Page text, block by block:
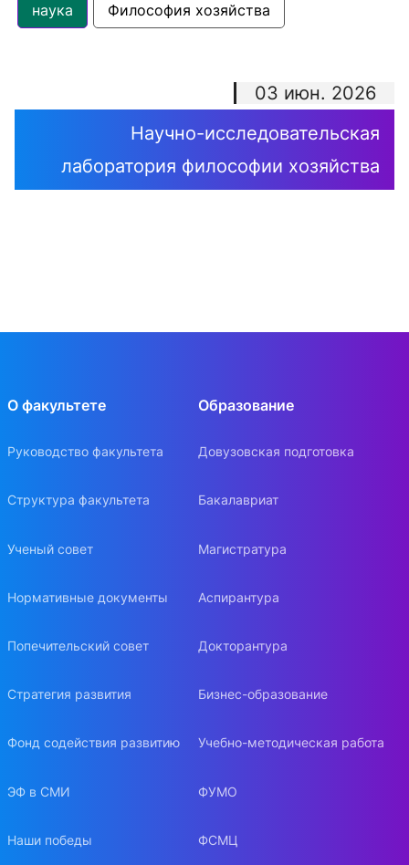
наука Философия хозяйства
03 июн. 2026
Научно-исследовательская
лаборатория философии хозяйства
О факультете
Руководство факультета
Структура факультета
Ученый совет
Нормативные документы
Попечительский совет
Стратегия развития
Фонд содействия развитию
ЭФ в СМИ
Наши победы
Образование
Довузовская подготовка
Бакалавриат
Магистратура
Аспирантура
Докторантура
Бизнес-образование
Учебно-методическая работа
ФУМО
ФСМЦ